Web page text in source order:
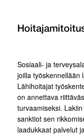
Sosiaali- ja
joilla työskennellään
Lähihoitajat
on annettava
turvaamiseksi.
sanktiot sen
laadukkaat palvelut